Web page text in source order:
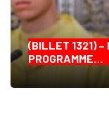
(BILLET 1321) –
PROGRAMME…